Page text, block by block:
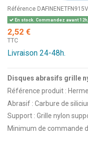
Référence
En stock. Commandez avant
2,52 €
TTC
Livraison 24-48h.
Disques abrasifs grille
Référence produit :
Abrasif : Carbure de
Support : Grille nylon
Minimum de commande